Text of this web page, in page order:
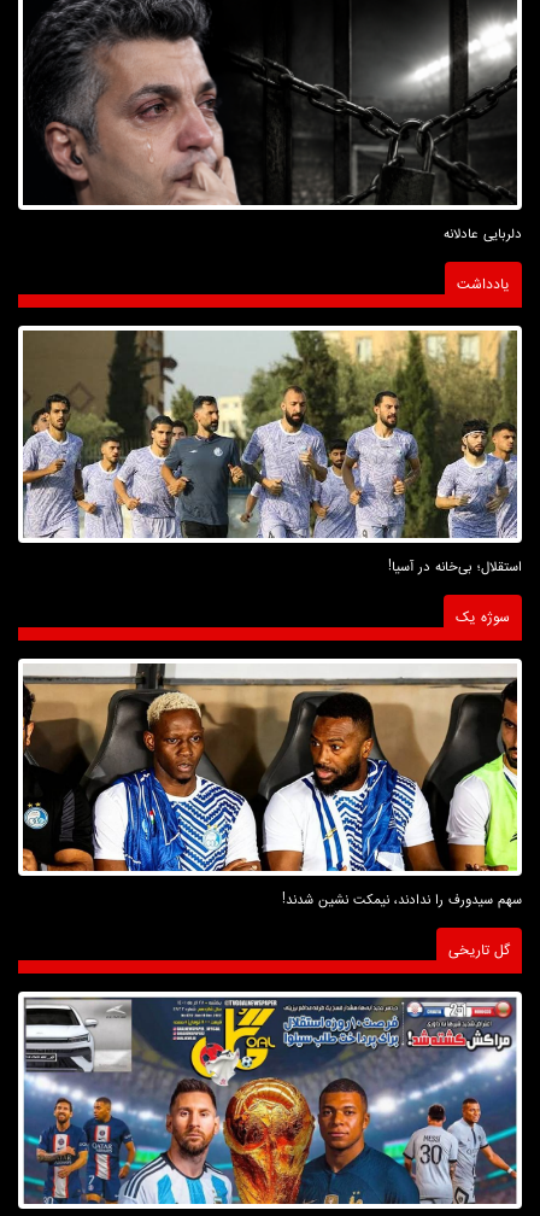
دلربایی عادلانه
یادداشت
استقلال؛ بی‌خانه در آسیا!
سوژه یک
سهم سیدورف را ندادند، نیمکت نشین شدند!
گل تاریخی